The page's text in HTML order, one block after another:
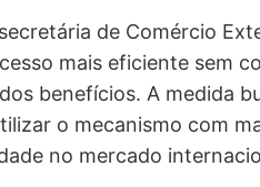
de Comércio
mais eficiente sem
benefícios. A medida
o mecanismo com
no mercado